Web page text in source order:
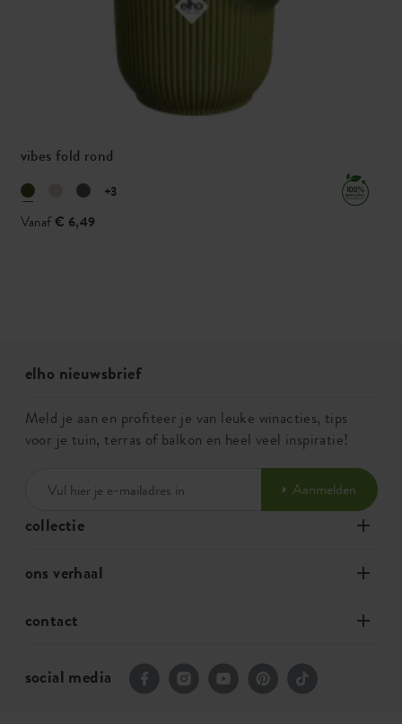
vibes fold rond
+3
Vanaf€ 6,49
collectie
ons verhaal
contact
elho nieuwsbrief
Meld je aan en profiteer je van leuke winacties, tips
voor je tuin, terras of balkon en heel veel inspiratie!
Aanmelden
social media